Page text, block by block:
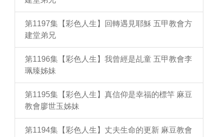
第1197集【彩色人生】回轉遇見耶穌 五甲教會方
建堂弟兄
第1196集【彩色人生】我曾經是乩童 五甲教會李
珮臻姊妹
第1195集【彩色人生】真信仰是幸福的標竿 麻豆
教會廖世玉姊妹
第1194集【彩色人生】丈夫生命的更新 麻豆教會